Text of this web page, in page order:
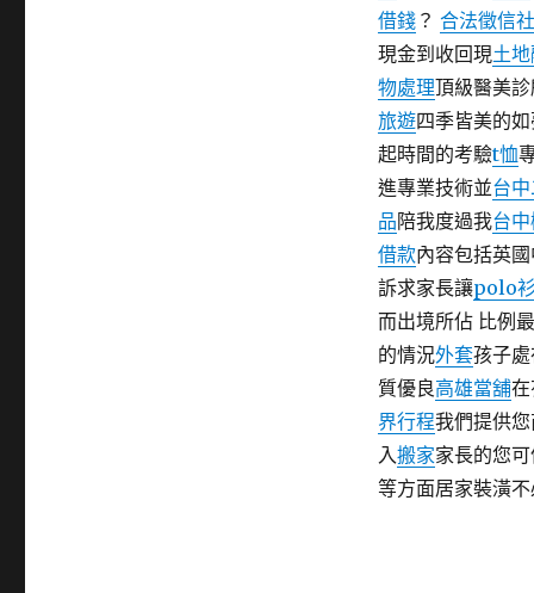
借錢？ 合法徵信社
現金到收回現土
物處理頂級醫美
旅遊四季皆美的
起時間的考驗t恤
進專業技術並台
品陪我度過我台
借款內容包括英
訴求家長讓polo衫
而出境所佔 比例
的情況外套孩子
質優良高雄當舖
界行程我們提供
入搬家家長的您
等方面居家裝潢